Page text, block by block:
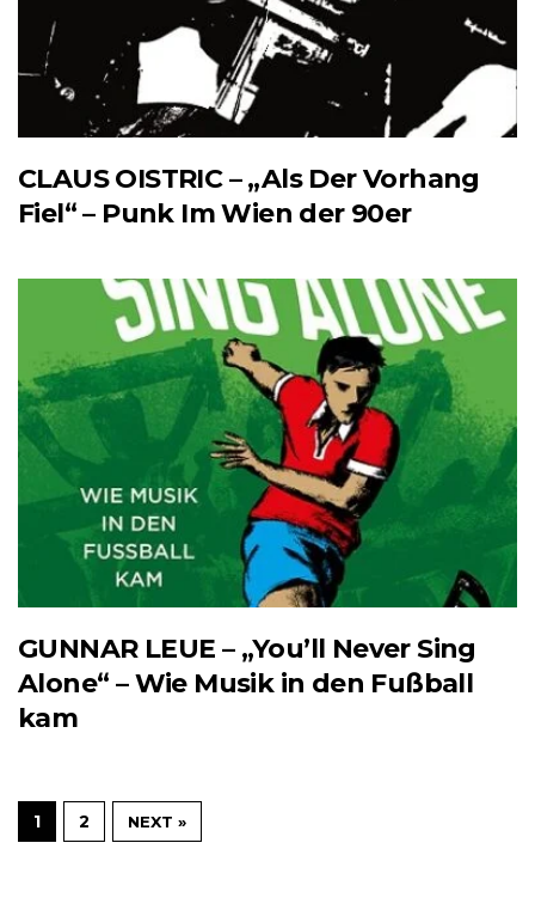
CLAUS OISTRIC – „Als Der Vorhang
Fiel“ – Punk Im Wien der 90er
GUNNAR LEUE – „You’ll Never Sing
Alone“ – Wie Musik in den Fußball
kam
1 2 NEXT »